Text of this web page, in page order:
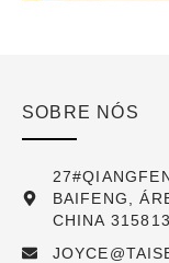
SOBRE NÓS
BAIFENG,
CHINA 315813